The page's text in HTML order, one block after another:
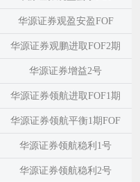
华源证券观盈安盈FOF
华源证券观鹏进取FOF2期
华源证券增益2号
华源证券领航进取FOF1期
华源证券领航平衡1期FOF
华源证券领航稳利1号
华源证券领航稳利2号